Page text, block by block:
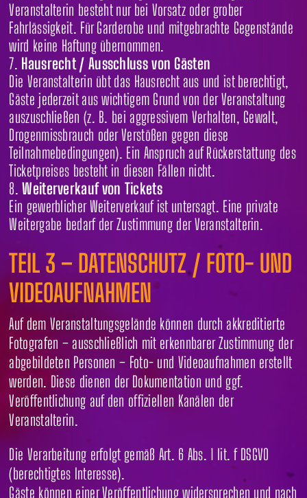
Veranstalterin besteht nur bei Vorsatz oder grober
Fahrlässigkeit. Für Garderobe und mitgebrachte Gegenstände
wird keine Haftung übernommen.
Hausrecht / Ausschluss von Gästen
Die Veranstalterin übt das Hausrecht aus und ist berechtigt,
Gäste jederzeit aus wichtigem Grund von der Veranstaltung
auszuschließen (z. B. bei aggressivem Verhalten, Gewalt,
Drogenmissbrauch oder Verstößen gegen diese
Teilnahmebedingungen). Ein Anspruch auf Rückerstattung des
Ticketpreises besteht in diesen Fällen nicht.
Weiterverkauf von Tickets
Ein gewerblicher Weiterverkauf ist untersagt. Eine private
Weitergabe bedarf der Zustimmung der Veranstalterin.
TEIL 3 – DATENSCHUTZ / FOTO- UND
VIDEOAUFNAHMEN
Auf dem Veranstaltungsgelände können durch akkreditierte
Fotografen – ausschließlich mit erkennbarer Zustimmung der
abgebildeten Personen – Foto- und Videoaufnahmen erstellt
werden. Diese dienen der Dokumentation und ggf.
Veröffentlichung auf den offiziellen Kanälen der
Veranstalterin.
Die Verarbeitung erfolgt gemäß Art. 6 Abs. 1 lit. f DSGVO
(berechtigtes Interesse).
Gäste können einer Veröffentlichung widersprechen und nach